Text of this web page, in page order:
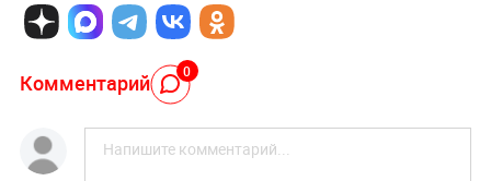
Комментарий 0